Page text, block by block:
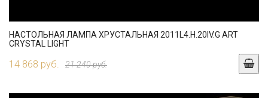
НАСТОЛЬНАЯ ЛАМПА ХРУСТАЛЬНАЯ 2011L4.H.20IV.G ART
CRYSTAL LIGHT
14 868 руб. 21 240 руб.